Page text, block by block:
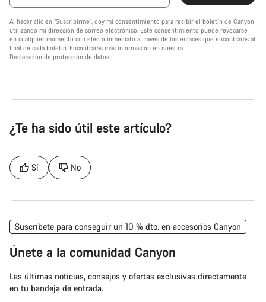
Al hacer clic en “Suscribirme”, doy mi consentimiento para recibir el boletín de Canyon
utilizando mi dirección de correo electrónico. Este consentimiento puede revocarse
en cualquier momento con efecto inmediato a través de los enlaces que encontrarás al
final de cada boletín. Encontrarás más información en nuestra
Declaración de protección de datos.
¿Te ha sido útil este artículo?
Sí No
Suscríbete para conseguir un 10 % dto. en accesorios Canyon
Únete a la comunidad Canyon
Las últimas noticias, consejos y ofertas exclusivas directamente
en tu bandeja de entrada.